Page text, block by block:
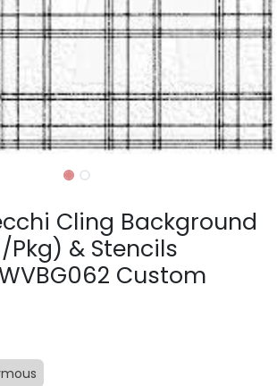
Cling Background
Pkg) & Stencils
Custom